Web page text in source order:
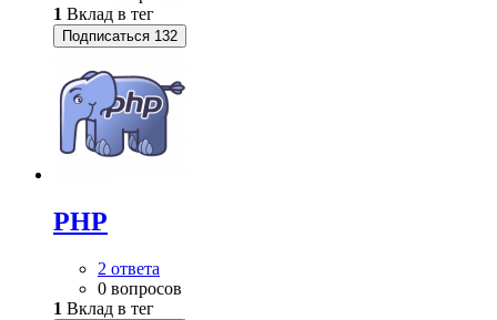
1 Вклад в тег
Подписаться 132
PHP
2 ответа
0 вопросов
1 Вклад в тег